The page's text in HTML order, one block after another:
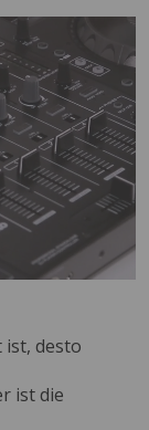
ist, desto
ist die